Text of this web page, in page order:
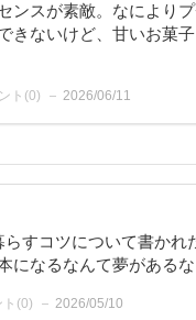
ンスが素敵。なにより
きないけど、甘いお菓
ト(0) 2026/06/11
らすコツについて書か
になるなんて夢があるな
ト(0) 2026/05/10